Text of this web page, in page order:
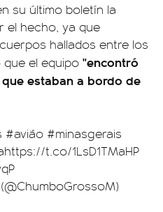
su último boletín la
el hecho, ya que
hallados entre los
el equipo "encontró
estaban a bordo de
#avião #minasgerais
https://t.co/1LsD1TMaHP